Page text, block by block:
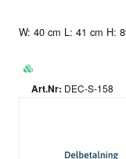
W: 40 cm L: 41 cm H:
DEC-S-158